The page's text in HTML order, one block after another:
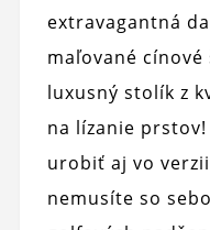
extravagantná
maľované cínové
luxusný stolík z
na lízanie
urobiť aj vo
nemusíte so